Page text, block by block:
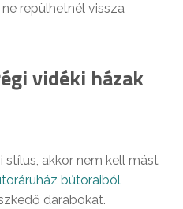
repülhetnél vissza
vidéki házak
stílus, akkor nem kell mást
bútoraiból
darabokat.